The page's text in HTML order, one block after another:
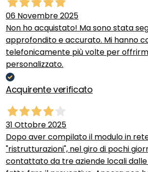
06 Novembre 2025
Non ho acquistato! Ma sono stata
approfondito e accurato. Mi hanno
telefonicamente più volte per
personalizzato.
Acquirente verificato
31 Ottobre 2025
Dopo aver compilato il modulo in
"ristrutturazioni", nel giro di pochi
contattato da tre aziende locali dalle